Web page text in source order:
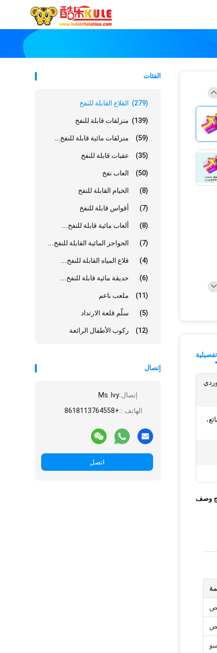
الفئات
القلاع القابلة للنفخ (279)
منزلقات قابلة للنفخ (139)
منزلقات مائية قابلة للنفخ... (59)
عقبات قابلة للنفخ (35)
العاب نفخ (50)
الخيام القابلة للنفخ (8)
أقواس قابلة للنفخ (7)
ألعاب مائية قابلة للنفخ... (8)
الحواجز المائية القابلة للنفخ... (7)
قلاع المياه القابلة للنفخ... (4)
حديقة مائية قابلة للنفخ... (6)
ملعب ناعم (11)
سلّم قلعة الارتداد (5)
ركوب الأطفال الرائعة (12)
إتصال
إتصال:Ms. Ivy
الهاتف ::+8618113764558
اتصل
وصف